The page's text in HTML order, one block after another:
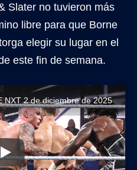
Slater no tuvieron más
libre para que Borne
elegir su lugar en el
este fin de semana.
NXT 2 de diciembre de 2025